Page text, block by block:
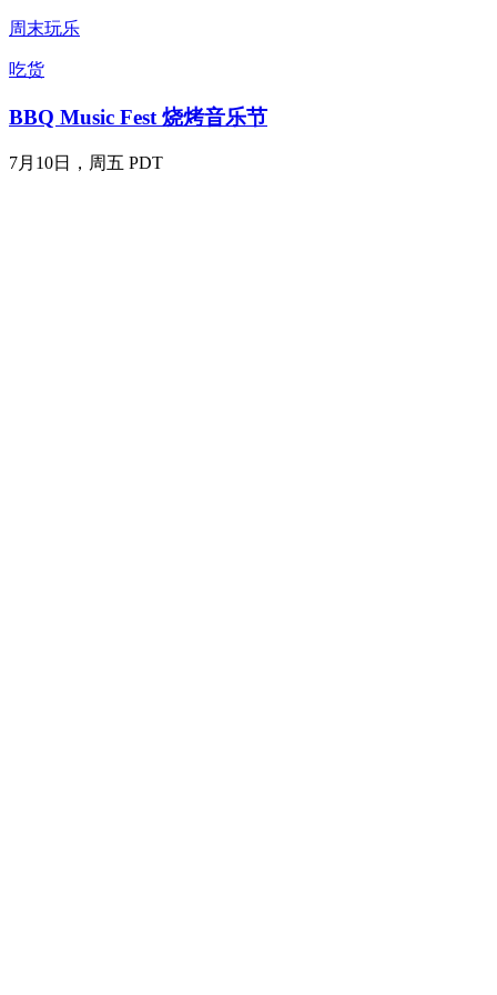
周末玩乐
吃货
BBQ Music Fest 烧烤音乐节
7月10日，周五 PDT